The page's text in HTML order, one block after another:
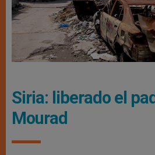
Siria: liberado el
Mourad